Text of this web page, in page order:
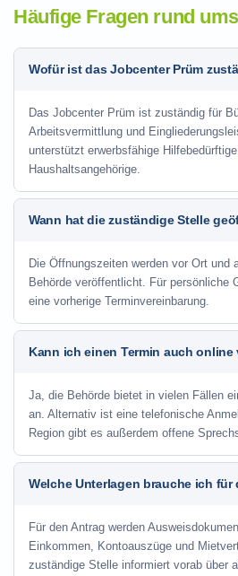
Häufige Fragen rund
Wofür ist das Jobcenter Prüm
Das Jobcenter Prüm ist zuständig für
Arbeitsvermittlung und
unterstützt erwerbsfähige
Haushaltsangehörige.
Wann hat die zuständige Stelle
Die Öffnungszeiten werden vor Ort und
Behörde veröffentlicht. Für persönliche
eine vorherige Terminvereinbarung.
Kann ich einen Termin auch online
Ja, die Behörde bietet in vielen Fällen
an. Alternativ ist eine telefonische
Region gibt es außerdem offene
Welche Unterlagen brauche ich
Für den Antrag werden
Einkommen, Kontoauszüge und
zuständige Stelle informiert vorab über